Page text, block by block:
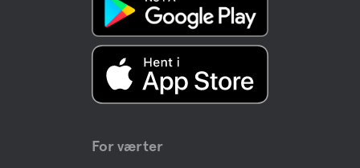
For værter